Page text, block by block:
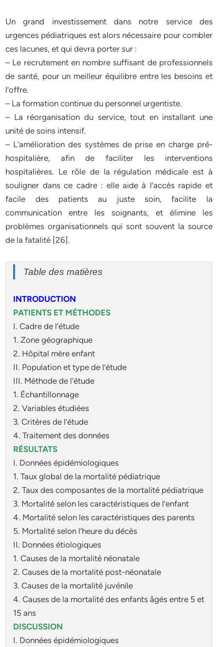
Un grand investissement dans notre service des
urgences pédiatriques est alors nécessaire pour combler
ces lacunes, et qui devra porter sur :
– Le recrutement en nombre suffisant de professionnels
de santé, pour un meilleur équilibre entre les besoins et
l’offre.
– La formation continue du personnel urgentiste.
– La réorganisation du service, tout en installant une
unité de soins intensif.
– L’amélioration des systèmes de prise en charge pré-
hospitalière, afin de faciliter les interventions
hospitalières. Le rôle de la régulation médicale est à
souligner dans ce cadre : elle aide à l’accès rapide et
facile des patients au juste soin, facilite la
communication entre les soignants, et élimine les
problèmes organisationnels qui sont souvent la source
de la fatalité [26].
Table des matières
INTRODUCTION
PATIENTS ET MÉTHODES
I. Cadre de l’étude
1. Zone géographique
2. Hôpital mère enfant
II. Population et type de l’étude
III. Méthode de l’étude
1. Échantillonnage
2. Variables étudiées
3. Critères de l’étude
4. Traitement des données
RÉSULTATS
I. Données épidémiologiques
1. Taux global de la mortalité pédiatrique
2. Taux des composantes de la mortalité pédiatrique
3. Mortalité selon les caractéristiques de l’enfant
4. Mortalité selon les caractéristiques des parents
5. Mortalité selon l’heure du décès
II. Données étiologiques
1. Causes de la mortalité néonatale
2. Causes de la mortalité post-néonatale
3. Causes de la mortalité juvénile
4. Causes de la mortalité des enfants âgés entre 5 et
15 ans
DISCUSSION
I. Données épidémiologiques